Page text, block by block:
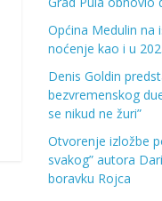
Općina Medulin
noćenje kao i u
Denis Goldin
bezvremenskog
se nikud ne žuri”
Otvorenje izložbe
svakog” autora
boravku Rojca